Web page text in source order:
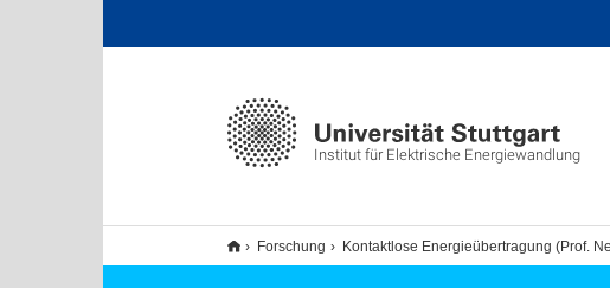
Institut für Elektrische Energiewandlung
Forschung Kontaktlose Energieübertragung (Prof.